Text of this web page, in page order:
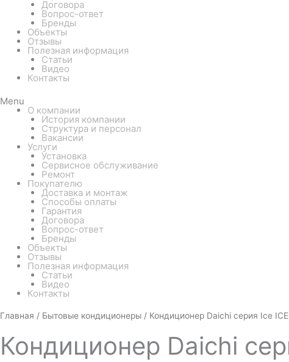
Договора
Вопрос-ответ
Бренды
Объекты
Отзывы
Полезная информация
Статьи
Видео
Контакты
Menu
О компании
История компании
Структура и персонал
Вакансии
Услуги
Установка
Сервисное обслуживание
Ремонт
Покупателю
Доставка и монтаж
Способы оплаты
Гарантия
Договора
Вопрос-ответ
Бренды
Объекты
Отзывы
Полезная информация
Статьи
Видео
Контакты
Главная / Бытовые кондиционеры / Кондиционер Daichi серия Ice
Кондиционер Daichi
Белый
Количество
Daichi
серия